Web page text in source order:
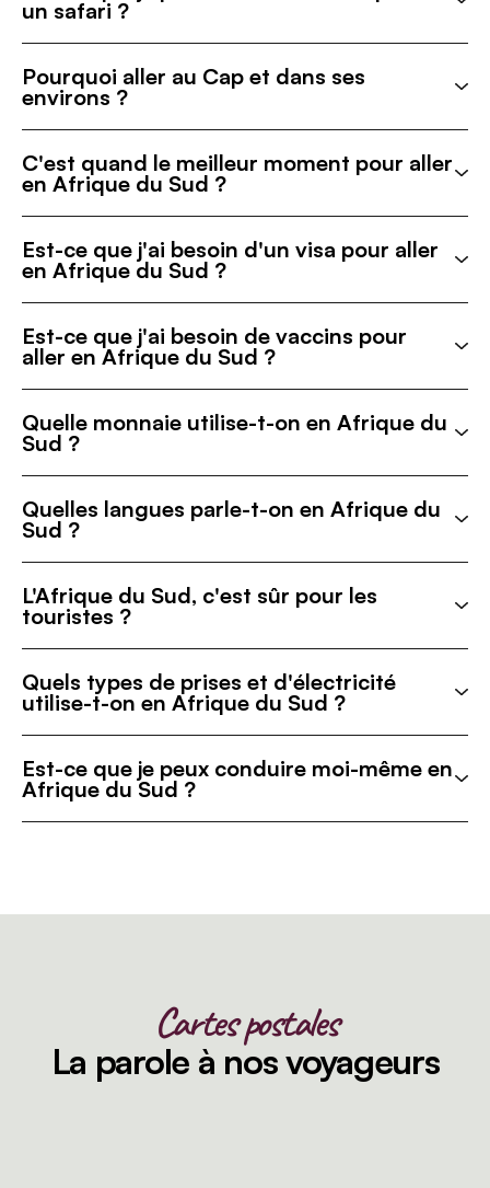
un safari ?
Pourquoi aller au Cap et dans ses
environs ?
C'est quand le meilleur moment pour aller
en Afrique du Sud ?
Est-ce que j'ai besoin d'un visa pour aller
en Afrique du Sud ?
Est-ce que j'ai besoin de vaccins pour
aller en Afrique du Sud ?
Quelle monnaie utilise-t-on en Afrique du
Sud ?
Quelles langues parle-t-on en Afrique du
Sud ?
L'Afrique du Sud, c'est sûr pour les
touristes ?
Quels types de prises et d'électricité
utilise-t-on en Afrique du Sud ?
Est-ce que je peux conduire moi-même en
Afrique du Sud ?
Cartes postales
La parole à nos voyageurs